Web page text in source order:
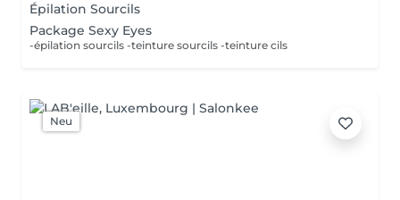
Épilation Sourcils
Package Sexy Eyes
-épilation sourcils -teinture sourcils -teinture cils
Neu